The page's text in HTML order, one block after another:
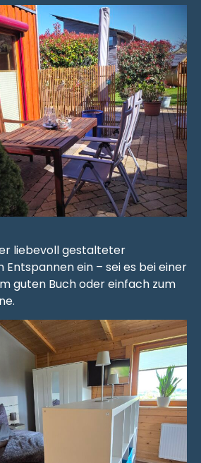
liebevoll gestalteter
ein – sei es bei einer
guten Buch oder einfach zum